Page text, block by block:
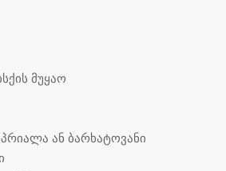
მუყაო
ან ბარხატოვანი